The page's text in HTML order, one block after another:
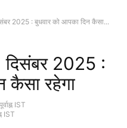
2025 : बुधवार को आपका दिन कैसा...
2025 :
कैसा रहेगा
IST
IST